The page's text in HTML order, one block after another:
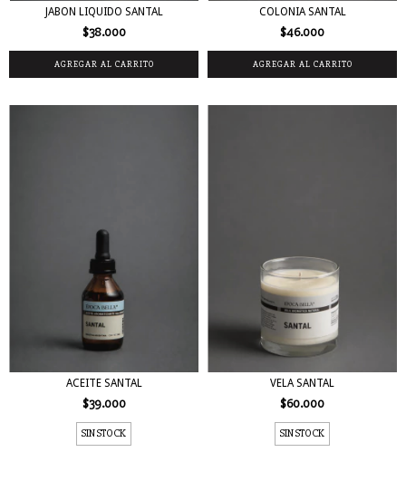
JABON LIQUIDO SANTAL
$38.000
COLONIA SANTAL
$46.000
ACEITE SANTAL
$39.000
SIN STOCK
VELA SANTAL
$60.000
SIN STOCK